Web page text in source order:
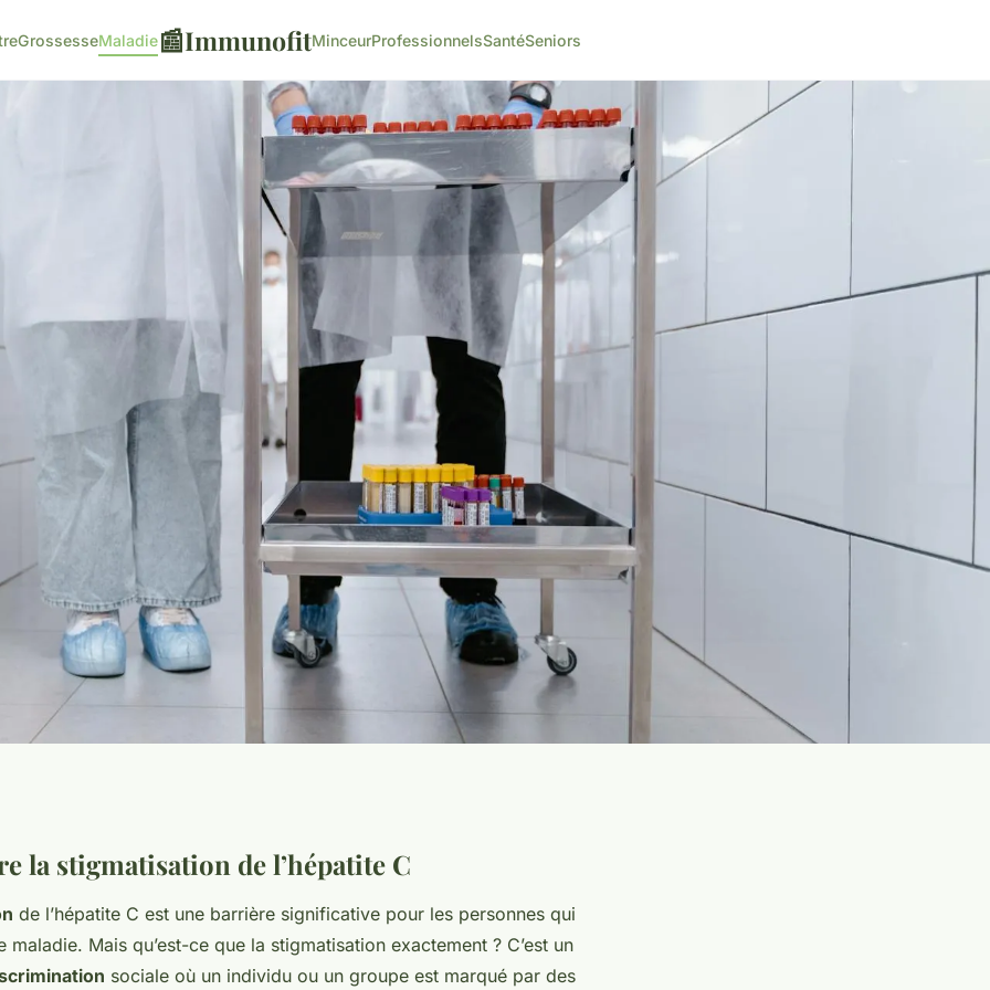
GrossesseMaladie📰ImmunofitMinceurProfessionnelsSantéSeniors
l'hépatite C :
?
la stigmatisation de l’hépatite C
de l’hépatite C est une barrière significative pour les personnes qui
maladie. Mais qu’est-ce que la stigmatisation exactement ? C’est un
sociale où un individu ou un groupe est marqué par des